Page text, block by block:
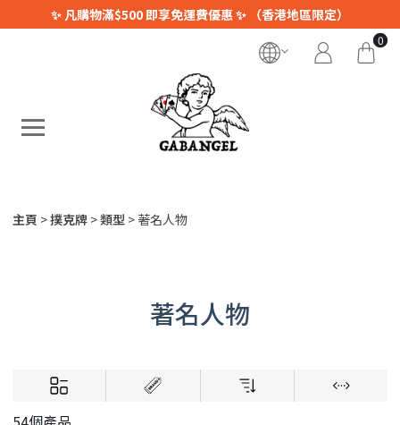
✨ 凡購物滿$500 即享免運費優惠 ✨ （香港地區限定）
0
主頁 撲克牌 類型 著名人物
著名人物